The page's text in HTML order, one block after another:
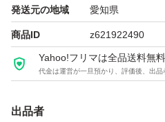
外観や状態は写真をご確認の
在庫が複数ある場合同じ画像
■取引について
価格交渉は基本的にお受けし
交渉成立後は24時間以内のご
発送元の地域 愛知県
商品ID z621922490
Yahoo!フリマは全品送料無
代金は運営が一旦預かり、評価後、出
出品者